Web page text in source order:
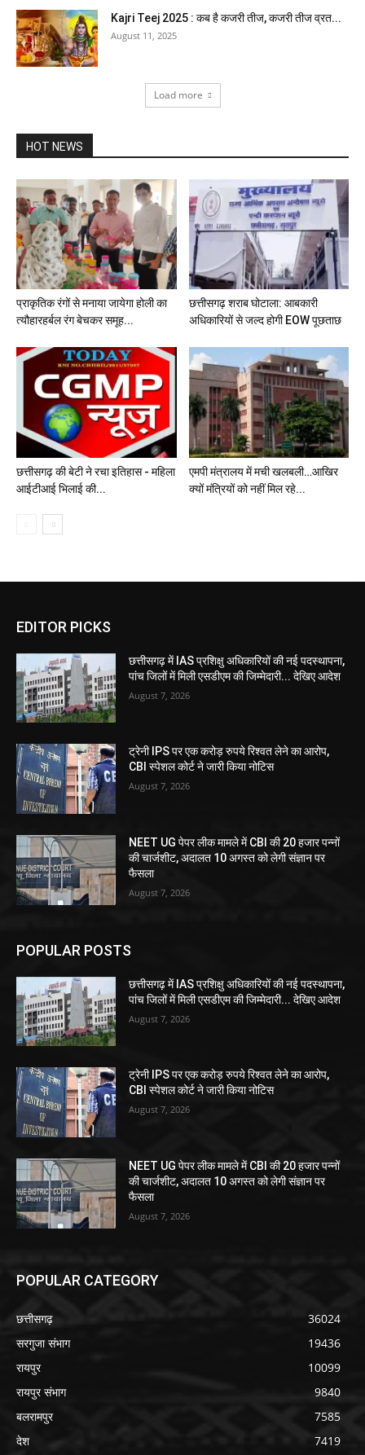
Kajri Teej 2025 : कब है कजरी तीज, कजरी तीज व्रत...
August 11, 2025
Load more
HOT NEWS
प्राकृतिक रंगों से मनाया जायेगा होली का
त्यौहारहर्बल रंग बेचकर समूह...
छत्तीसगढ़ शराब घोटाला: आबकारी
अधिकारियों से जल्द होगी EOW पूछताछ
छत्तीसगढ़ की बेटी ने रचा इतिहास - महिला
आईटीआई भिलाई की...
एमपी मंत्रालय में मची खलबली…आखिर
क्यों मंत्रियों को नहीं मिल रहे...
EDITOR PICKS
छत्तीसगढ़ में IAS प्रशिक्षु अधिकारियों की नई पदस्थापना,
पांच जिलों में मिली एसडीएम की जिम्मेदारी... देखिए आदेश
August 7, 2026
ट्रेनी IPS पर एक करोड़ रुपये रिश्वत लेने का आरोप,
CBI स्पेशल कोर्ट ने जारी किया नोटिस
August 7, 2026
NEET UG पेपर लीक मामले में CBI की 20 हजार पन्नों
की चार्जशीट, अदालत 10 अगस्त को लेगी संज्ञान पर
फैसला
August 7, 2026
POPULAR POSTS
छत्तीसगढ़ में IAS प्रशिक्षु अधिकारियों की नई पदस्थापना,
पांच जिलों में मिली एसडीएम की जिम्मेदारी... देखिए आदेश
August 7, 2026
ट्रेनी IPS पर एक करोड़ रुपये रिश्वत लेने का आरोप,
CBI स्पेशल कोर्ट ने जारी किया नोटिस
August 7, 2026
NEET UG पेपर लीक मामले में CBI की 20 हजार पन्नों
की चार्जशीट, अदालत 10 अगस्त को लेगी संज्ञान पर
फैसला
August 7, 2026
POPULAR CATEGORY
छत्तीसगढ़
36024
सरगुजा संभाग
19436
रायपुर
10099
रायपुर संभाग
9840
बलरामपुर
7585
देश
7419